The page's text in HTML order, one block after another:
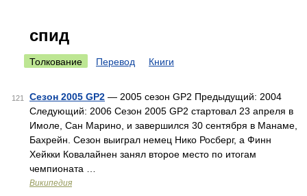
спид
Толкование Перевод Книги
121 Сезон 2005 GP2 — 2005 сезон GP2 Предыдущий: 2004
Следующий: 2006 Сезон 2005 GP2 стартовал 23 апреля в
Имоле, Сан Марино, и завершился 30 сентября в Манаме,
Бахрейн. Сезон выиграл немец Нико Росберг, а Финн
Хейкки Ковалайнен занял второе место по итогам
чемпионата …
Википедия